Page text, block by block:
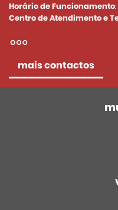
Horário de Funcionamento
Centro de Atendimento e
mais contactos